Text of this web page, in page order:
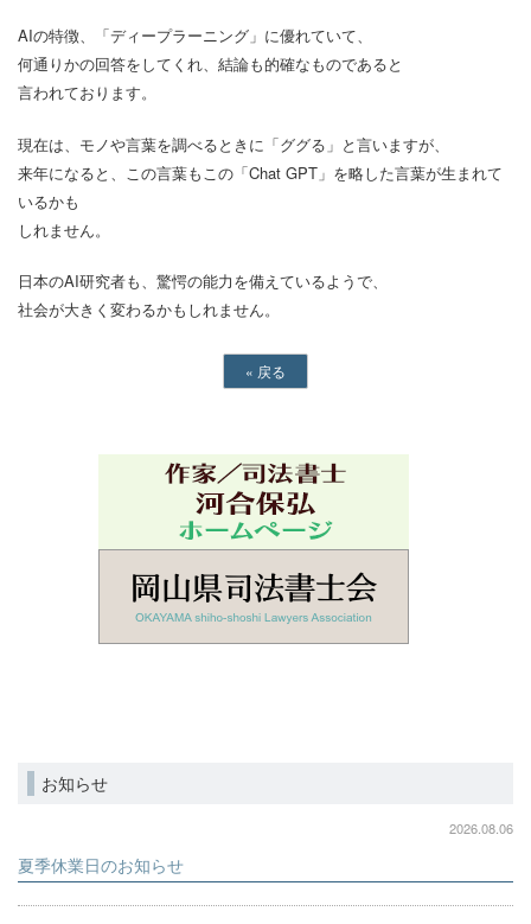
AIの特徴、「ディープラーニング」に優れていて、
何通りかの回答をしてくれ、結論も的確なものであると
言われております。
現在は、モノや言葉を調べるときに「ググる」と言いますが、
来年になると、この言葉もこの「Chat GPT」を略した言葉が生まれて
いるかも
しれません。
日本のAI研究者も、驚愕の能力を備えているようで、
社会が大きく変わるかもしれません。
« 戻る
お知らせ
2026.08.06
夏季休業日のお知らせ